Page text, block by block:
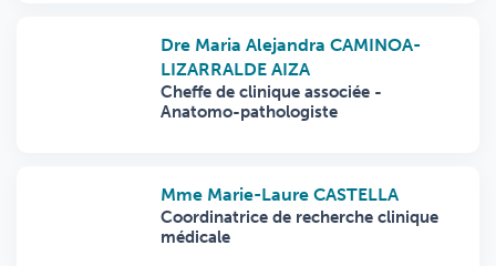
Dre Maria Alejandra CAMINOA-
LIZARRALDE AIZA
Cheffe de clinique associée -
Anatomo-pathologiste
Mme Marie-Laure CASTELLA
Coordinatrice de recherche clinique
médicale